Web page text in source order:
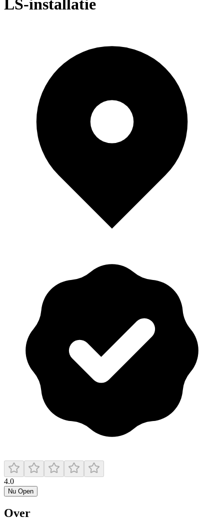
LS-installatie
4.0
Nu Open
Over